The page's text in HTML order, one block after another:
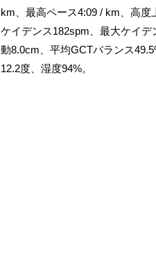
km、最高ペース4:09 / km、高
ケイデンス182spm、最大ケイ
動8.0cm、平均GCTバランス
12.2度、湿度94%。